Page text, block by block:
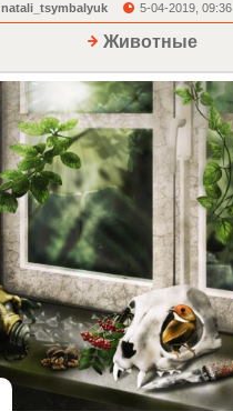
natali_tsymbalyuk 5-04-2019, 09:36
Животные